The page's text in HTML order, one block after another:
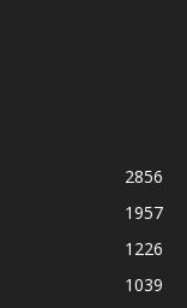
2856
1957
1226
1039